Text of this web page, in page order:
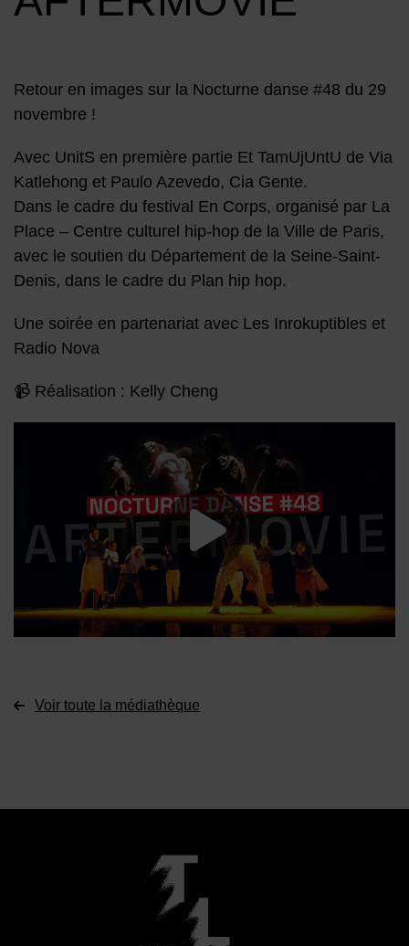
Retour en images sur la Nocturne danse #48 du 29
novembre !
Avec UnitS en première partie Et TamUjUntU de Via
Katlehong et Paulo Azevedo, Cia Gente.
Dans le cadre du festival En Corps, organisé par La
Place – Centre culturel hip-hop de la Ville de Paris,
avec le soutien du Département de la Seine-Saint-
Denis, dans le cadre du Plan hip hop.
Une soirée en partenariat avec Les Inrokuptibles et
Radio Nova
📹 Réalisation : Kelly Cheng
Lancer la
Voir toute la médiathèque